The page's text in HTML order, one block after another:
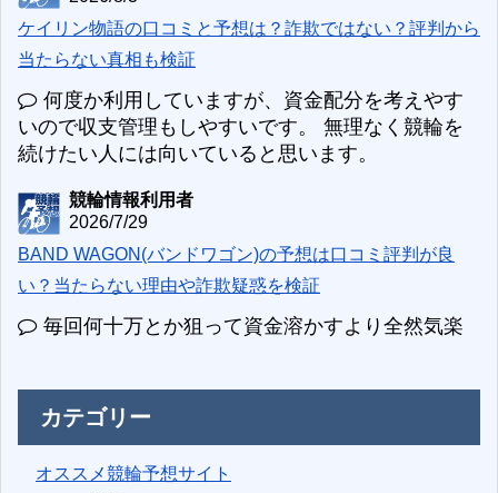
ケイリン物語の口コミと予想は？詐欺ではない？評判から
当たらない真相も検証
何度か利用していますが、資金配分を考えやす
いので収支管理もしやすいです。 無理なく競輪を
続けたい人には向いていると思います。
競輪情報利用者
2026/7/29
BAND WAGON(バンドワゴン)の予想は口コミ評判が良
い？当たらない理由や詐欺疑惑を検証
毎回何十万とか狙って資金溶かすより全然気楽
カテゴリー
オススメ競輪予想サイト